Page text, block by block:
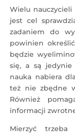
Wielu nauczycieli
jest cel
zadaniem do
powinien
będzie
się, a są jedynie
nauka nabiera
też nie zbędne
Również
informacji
Mierzyć